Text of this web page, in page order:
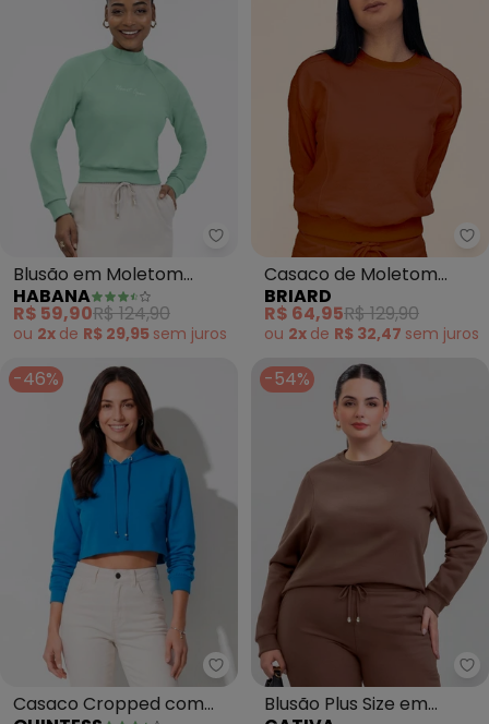
Habana - Blusão em Moletom
Blusão em Moletom
Peluciado (Verde )
HABANA
R$ 59,90R$ 124,90
ou 2x de R$ 29,95 sem juros
Casaco de Moletom
Feminino Peluciado
(Marrom)
BRIARD
R$ 64,95R$ 129,90
ou 2x de R$ 32,47 sem juros
-46%
Quintess - Casaco Cropped
Casaco Cropped com
-54%
Blusão Plus Size em